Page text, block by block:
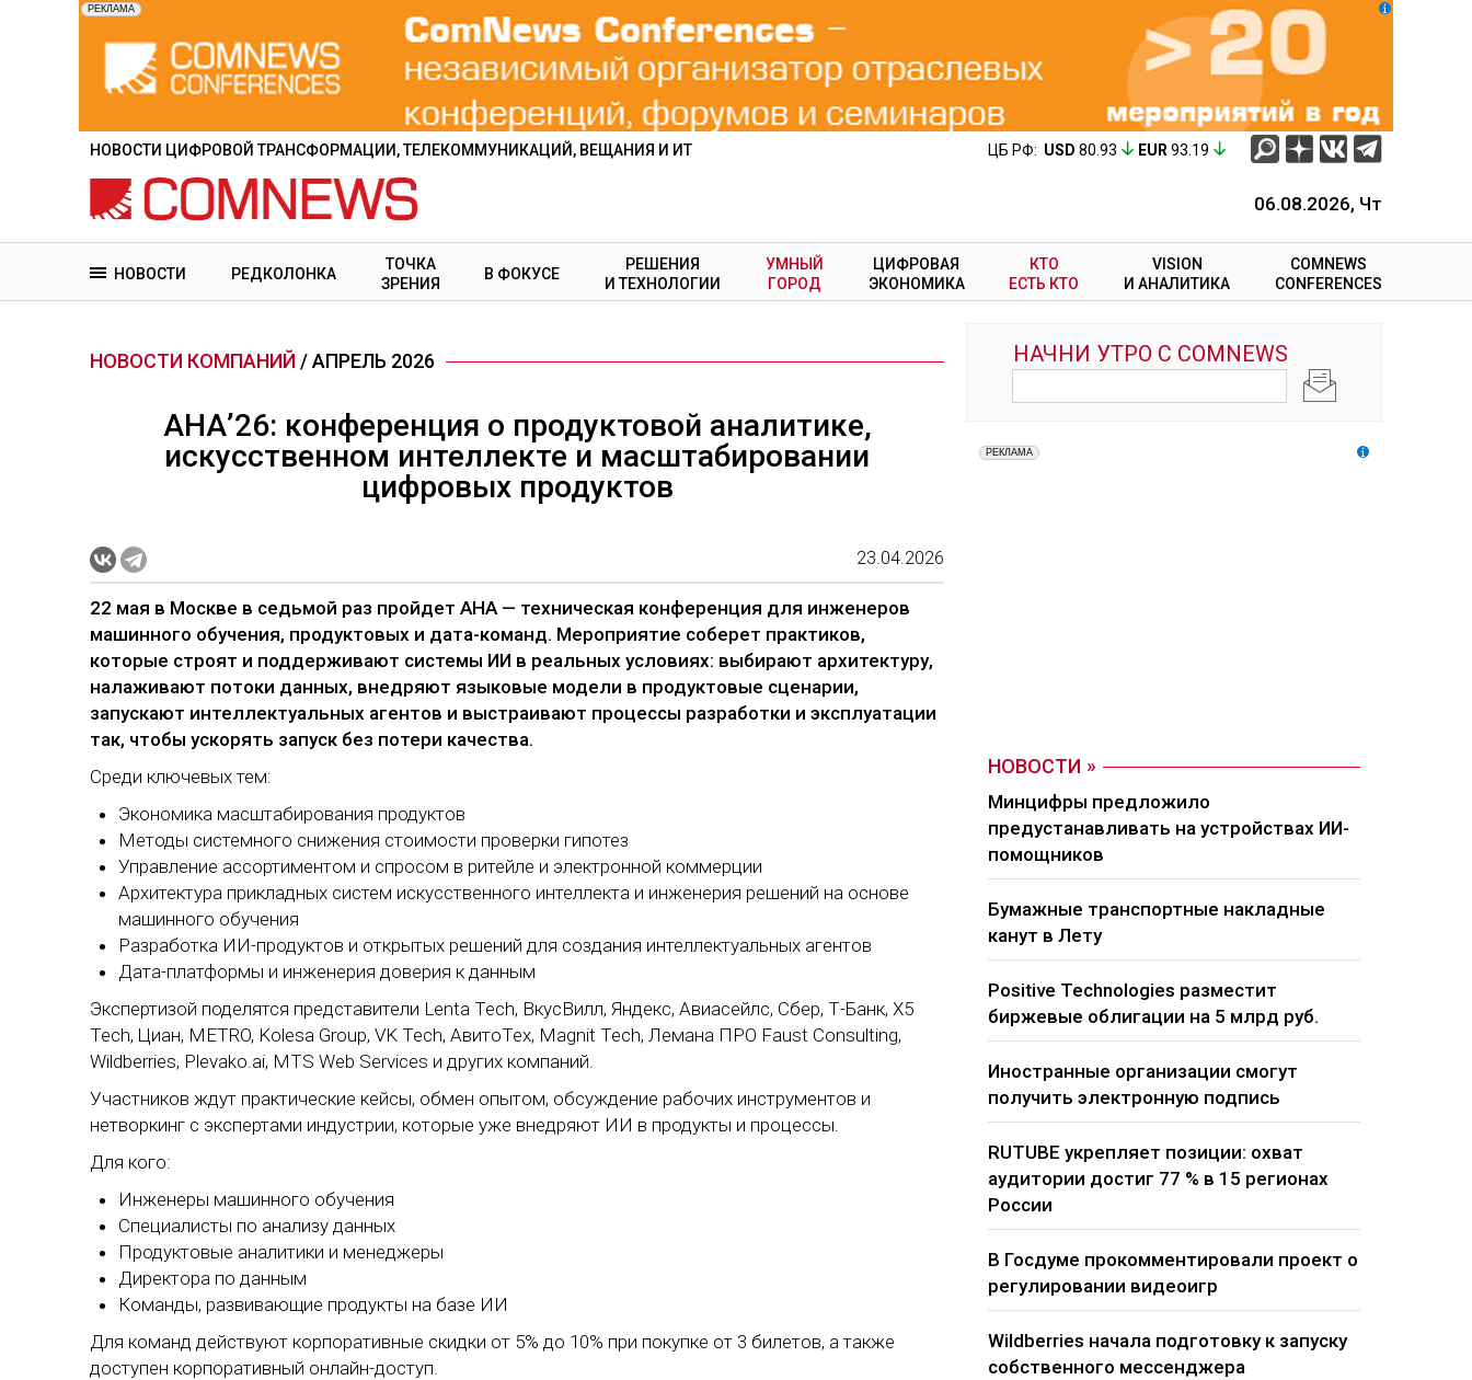
содержанию
НОВОСТИ ЦИФРОВОЙ ТРАНСФОРМАЦИИ, ТЕЛЕКОММУНИКАЦИЙ, ВЕЩАНИЯ И ИТ ЦБ РФ: USD 80.93 EUR 93.19
06.08.2026, Чт
НОВОСТИ РЕДКОЛОНКА
ТОЧКА
ЗРЕНИЯ
В ФОКУСЕ
РЕШЕНИЯ
И ТЕХНОЛОГИИ
УМНЫЙ
ГОРОД
ЦИФРОВАЯ
ЭКОНОМИКА
КТО
ЕСТЬ КТО
VISION
И АНАЛИТИКА
COMNEWS
CONFERENCES
НОВОСТИ КОМПАНИЙ / АПРЕЛЬ 2026
АНА’26: конференция о продуктовой аналитике,
искусственном интеллекте и масштабировании
цифровых продуктов
23.04.2026
22 мая в Москве в седьмой раз пройдет АНА — техническая конференция для инженеров
машинного обучения, продуктовых и дата-команд. Мероприятие соберет практиков,
которые строят и поддерживают системы ИИ в реальных условиях: выбирают архитектуру,
налаживают потоки данных, внедряют языковые модели в продуктовые сценарии,
запускают интеллектуальных агентов и выстраивают процессы разработки и эксплуатации
так, чтобы ускорять запуск без потери качества.
Среди ключевых тем:
Экономика масштабирования продуктов
Методы системного снижения стоимости проверки гипотез
Управление ассортиментом и спросом в ритейле и электронной коммерции
Архитектура прикладных систем искусственного интеллекта и инженерия решений на основе
машинного обучения
Разработка ИИ-продуктов и открытых решений для создания интеллектуальных агентов
Дата-платформы и инженерия доверия к данным
Экспертизой поделятся представители Lenta Tech, ВкусВилл, Яндекс, Авиасейлс, Сбер, Т-Банк, X5
Tech, Циан, METRO, Kolesa Group, VK Tech, АвитоТех, Magnit Tech, Лемана ПРО Faust Consulting,
Wildberries, Plevako.ai, MTS Web Services и других компаний.
Участников ждут практические кейсы, обмен опытом, обсуждение рабочих инструментов и
нетворкинг с экспертами индустрии, которые уже внедряют ИИ в продукты и процессы.
Для кого:
Инженеры машинного обучения
Специалисты по анализу данных
Продуктовые аналитики и менеджеры
Директора по данным
Команды, развивающие продукты на базе ИИ
Для команд действуют корпоративные скидки от 5% до 10% при покупке от 3 билетов, а также
доступен корпоративный онлайн-доступ.
НОВОСТИ
Минцифры предложило
предустанавливать на устройствах ИИ-
помощников
Бумажные транспортные накладные
канут в Лету
Positive Technologies разместит
биржевые облигации на 5 млрд руб.
Иностранные организации смогут
получить электронную подпись
RUTUBE укрепляет позиции: охват
аудитории достиг 77 % в 15 регионах
России
В Госдуме прокомментировали проект о
регулировании видеоигр
Wildberries начала подготовку к запуску
собственного мессенджера